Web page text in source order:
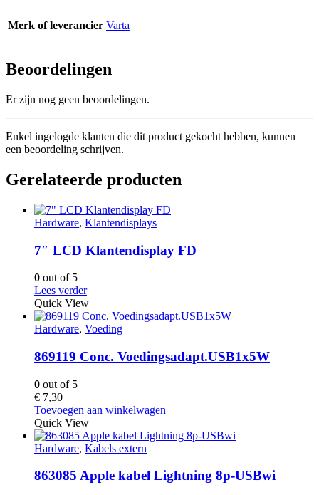
Merk of leverancier Varta
Beoordelingen
Er zijn nog geen beoordelingen.
Enkel ingelogde klanten die dit product gekocht hebben, kunnen
een beoordeling schrijven.
Gerelateerde producten
Hardware, Klantendisplays
7″ LCD Klantendisplay FD
0 out of 5
Lees verder
Quick View
Hardware, Voeding
869119 Conc. Voedingsadapt.USB1x5W
0 out of 5
€ 7,30
Toevoegen aan winkelwagen
Quick View
Hardware, Kabels extern
863085 Apple kabel Lightning 8p-USBwi